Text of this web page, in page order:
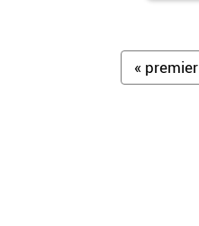
Pages
« premier